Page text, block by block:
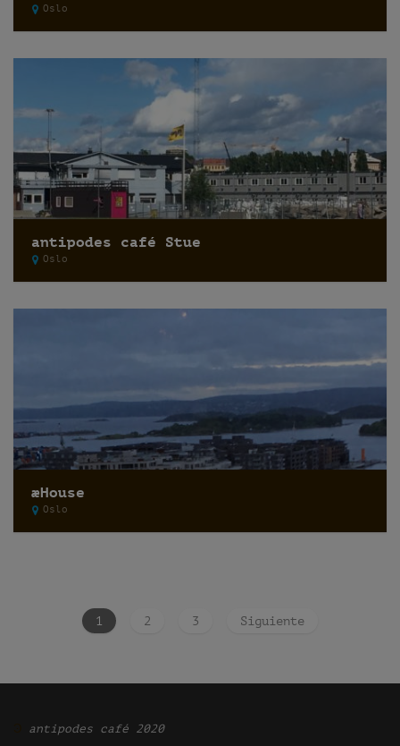
Oslo
antipodes café Stue
Oslo
æHouse
Oslo
1 2 3 Siguiente
antipodes café 2020